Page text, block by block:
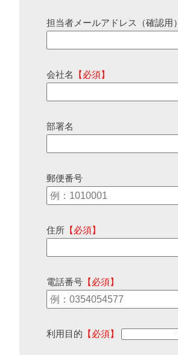
担当者メールアドレス（確認用）
会社名 【必須】
部署名
郵便番号
住所 【必須】
電話番号 【必須】
利用目的 【必須】